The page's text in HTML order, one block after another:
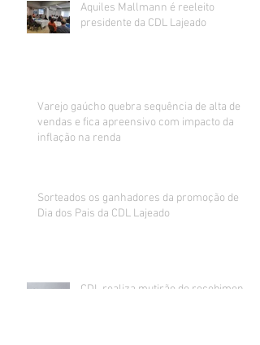
Aquiles Mallmann é reeleito
presidente da CDL Lajeado
Varejo gaúcho quebra sequência de alta de
vendas e fica apreensivo com impacto da
inflação na renda
Sorteados os ganhadores da promoção de
Dia dos Pais da CDL Lajeado
CDL realiza mutirão de recebimento